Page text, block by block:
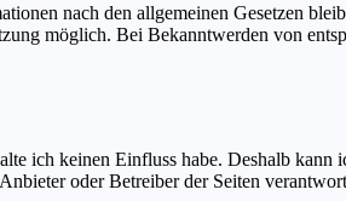
nach den allgemeinen Gesetzen
möglich. Bei Bekanntwerden von
ich keinen Einfluss habe. Deshalb kann
oder Betreiber der Seiten